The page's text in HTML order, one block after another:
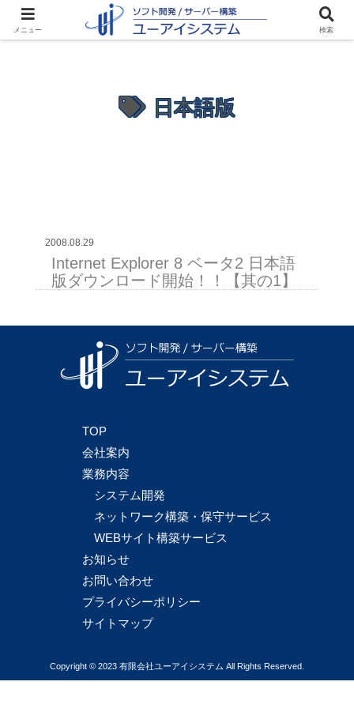
日本語版
2008.08.29
Internet Explorer 8 ベータ2 日本語
版ダウンロード開始！！【其の1】
TOP
会社案内
業務内容
システム開発
ネットワーク構築・保守サービス
WEBサイト構築サービス
お知らせ
お問い合わせ
プライバシーポリシー
サイトマップ
Copyright © 2023 有限会社ユーアイシステム All Rights Reserved.
メニュー 検索